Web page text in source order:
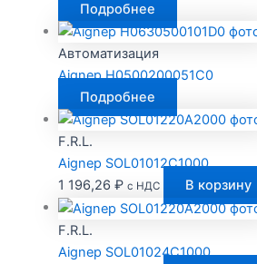
Подробнее
Автоматизация
Aignep H0500200051C0
Подробнее
F.R.L.
Aignep SOL01012C1000
1 196,26 ₽ с НДС В корзину
F.R.L.
Aignep SOL01024C1000